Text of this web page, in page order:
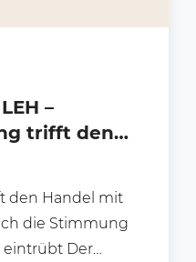
–
trifft den
den Handel mit
die Stimmung
eintrübt Der